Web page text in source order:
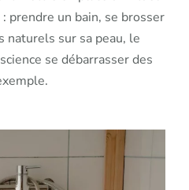
prendre un bain, se brosser
naturels sur sa peau, le
se débarrasser des